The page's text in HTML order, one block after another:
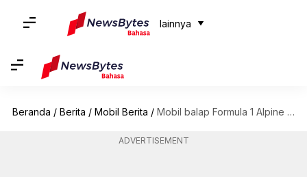
lainnya
Beranda / Berita / Mobil Berita / Mobil balap Formula 1 Alpine A523 2023 terungkap: Inilah desainnya
ADVERTISEMENT